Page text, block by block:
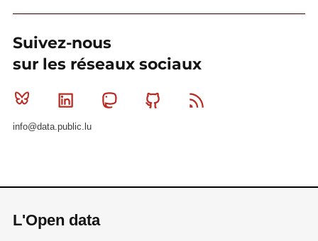
Suivez-nous
sur les réseaux sociaux
Bluesky Linkedin MastodonGithub
info@data.public.lu
L'Open data